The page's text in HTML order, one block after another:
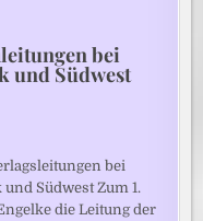
bei
und Südwest
bei
Südwest Zum 1.
die Leitung der